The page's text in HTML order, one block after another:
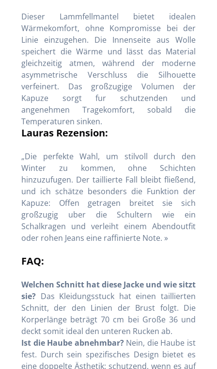
Dieser Lammfellmantel bietet idealen
Wärmekomfort, ohne Kompromisse bei der
Linie einzugehen. Die Innenseite aus Wolle
speichert die Wärme und lässt das Material
gleichzeitig atmen, während der moderne
asymmetrische Verschluss die Silhouette
verfeinert. Das großzugige Volumen der
Kapuze sorgt fur schutzenden und
angenehmen Tragekomfort, sobald die
Temperaturen sinken.
Lauras Rezension:
„Die perfekte Wahl, um stilvoll durch den
Winter zu kommen, ohne Schichten
hinzuzufugen. Der taillierte Fall bleibt fließend,
und ich schätze besonders die Funktion der
Kapuze: Offen getragen breitet sie sich
großzugig uber die Schultern wie ein
Schalkragen und verleiht einem Abendoutfit
oder rohen Jeans eine raffinierte Note. »
FAQ:
Welchen Schnitt hat diese Jacke und wie sitzt
sie? Das Kleidungsstuck hat einen taillierten
Schnitt, der den Linien der Brust folgt. Die
Korperlänge beträgt 70 cm bei Große 36 und
deckt somit ideal den unteren Rucken ab.
Ist die Haube abnehmbar? Nein, die Haube ist
fest. Durch sein spezifisches Design bietet es
eine doppelte Ästhetik: schutzend, wenn es auf